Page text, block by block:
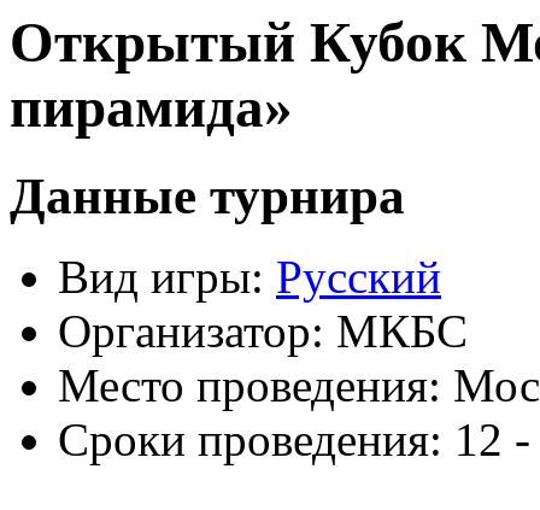
Открытый Кубок
пирамида»
Данные турнира
Вид игры: Русский
Организатор: МКБС
Место проведения:
Сроки проведения: 12